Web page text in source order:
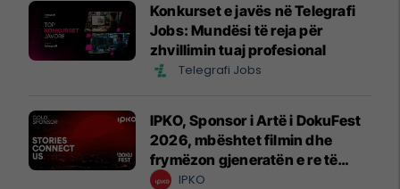
Konkurset e javës në Telegrafi
Jobs: Mundësi të reja për
zhvillimin tuaj profesional
Telegrafi Jobs
IPKO, Sponsor i Artë i DokuFest
2026, mbështet filmin dhe
frymëzon gjeneratën e re të
krijuesve
IPKO